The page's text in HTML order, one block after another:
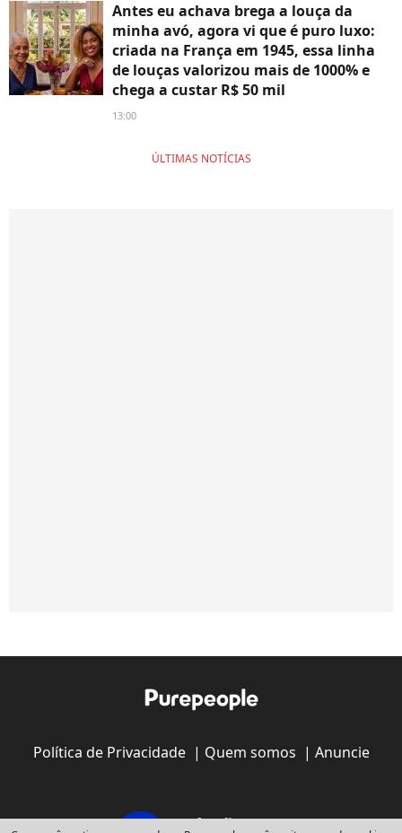
Antes eu achava brega a louça da
minha avó, agora vi que é puro luxo:
criada na França em 1945, essa linha
de louças valorizou mais de 1000% e
chega a custar R$ 50 mil
13:00
ÚLTIMAS NOTÍCIAS
Política de Privacidade| Quem somos | Anuncie